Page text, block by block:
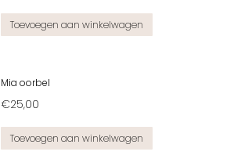
Toevoegen aan winkelwagen
Mia oorbel
€25,00
Toevoegen aan winkelwagen